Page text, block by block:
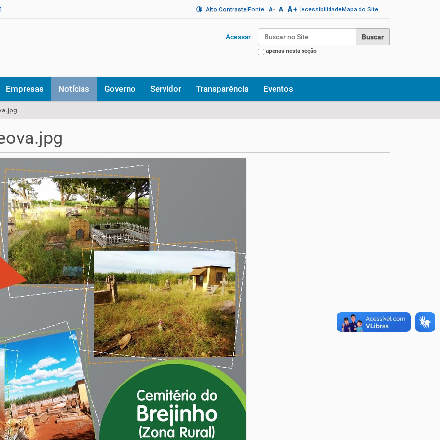
Alto Contraste Fonte: A- A A+ AcessibilidadeMapa do Site
apenas nesta seção
Acessar
Empresas Notícias Governo Servidor Transparência Eventos